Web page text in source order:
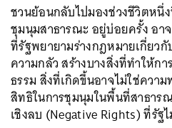
ชวนย้อนกลับไปมองช่วงชีวิตหนึ่
ชุมนุมสาธารณะ อยู่บ่อยครั้ง อา
ที่รัฐพยายามร่างกฎหมายเกี่ยว
ความกลัว สร้างบางสิ่งที่ทำให้ก
ธรรม สิ่งที่เกิดขึ้นอาจไม่ใช่ควา
สิทธิในการชุมนุมในพื้นที่สาธาร
เชิงลบ (Negative Rights) ที่รัฐ